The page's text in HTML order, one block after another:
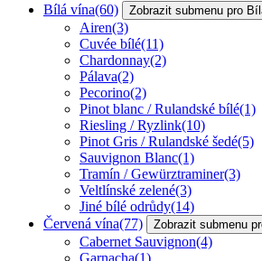
Bílá vína(60) Zobrazit submenu pro
Airen(3)
Cuvée bílé(11)
Chardonnay(2)
Pálava(2)
Pecorino(2)
Pinot blanc / Rulandské bílé(1)
Riesling / Ryzlink(10)
Pinot Gris / Rulandské šedé(5)
Sauvignon Blanc(1)
Tramín / Gewürztraminer(3)
Veltlínské zelené(3)
Jiné bílé odrůdy(14)
Červená vína(77) Zobrazit submenu
Cabernet Sauvignon(4)
Garnacha(1)